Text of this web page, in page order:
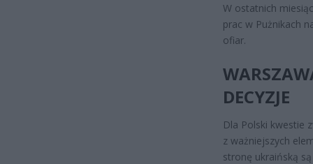
W ostatnich
prac w Pużnikach
ofiar.
DECYZJE
Dla Polski kwestie
z ważniejszych
stronę ukraińską